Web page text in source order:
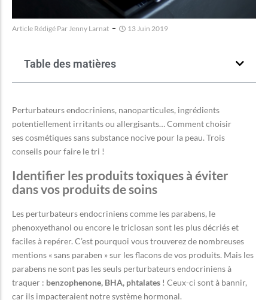
Article Rédigé Par Jenny Larnat 13 Juin 2019
Table des matières
Perturbateurs endocriniens, nanoparticules, ingrédients
potentiellement irritants ou allergisants… Comment choisir
ses cosmétiques sans substance nocive pour la peau. Trois
conseils pour faire le tri !
Identifier les produits toxiques à éviter
dans vos produits de soins
Les perturbateurs endocriniens comme les parabens, le
phenoxyethanol ou encore le triclosan sont les plus décriés et
faciles à repérer. C’est pourquoi vous trouverez de nombreuses
mentions « sans paraben » sur les flacons de vos produits. Mais les
parabens ne sont pas les seuls perturbateurs endocriniens à
traquer : benzophenone, BHA, phtalates ! Ceux-ci sont à bannir,
car ils impacteraient notre système hormonal.